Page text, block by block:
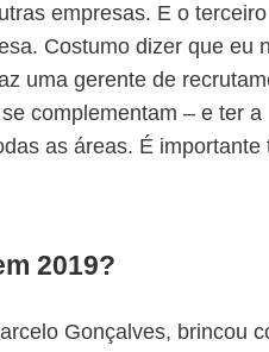
empresas. E o terceiro
Costumo dizer que eu
uma gerente de
complementam – e ter a
as áreas. É importante
2019?
Gonçalves, brincou